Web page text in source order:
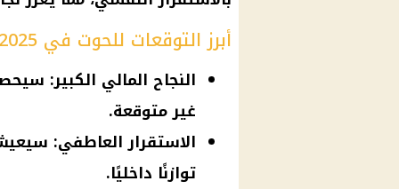
أبرز التوقعات للحوت في 2025:
النجاح المالي الكبير:
غير متوقعة.
الاستقرار العاطفي:
توازنًا داخليًا.